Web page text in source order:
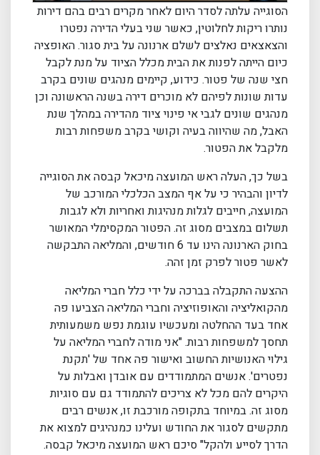
הסוגייה עלתה לסדר היום לאחר מקרים רבים בהם דירות
נותרו ריקות לחלוטין, כאשר שני בעלי הדירה נפטרו
והצאצאים נאלצים לשלם ארנונה על בית סגור. האופציה
כיום הייתה לפנות את הבית מכלל הציוד על מנת לקבל
חצי שנה של פטור. כידוע, קיימים מנהגים שונים בקרב
עדות שונות לפיהם לא מוכרים דירה בשנה הראשונה וכן
מנהגים שונים לגבי אי פינוי ציוד מהדירה במהלך שנת
האבל, מה שהיווה בעיה וקושי בקרב משפחות רבות
מלקבל את הפטור.
בשל כך, העלה ראש המועצה מיכאל קבסה את הסוגייה
לדיון והבהיר כי על אף המצב הכלכלי המורכב של
המועצה, חייבים לגלות מנהיגות ואחריות ולא לגבות
תשלום במצבים מסוג זה. הפטור המקסימלי המאושר
בחוק הארנונה הינו עד 6 חודשים, והמליאה התבקשה
לאשר פטור לפרק זמן זהה.
ההצעה התקבלה בברכה על ידי כלל חברי המליאה
מהקואליציה והאופוזיציה וחברי המליאה הצביעו פה
אחד בעד ההחלטה ומעכשיו עוגמת נפש משמעותית
תחסך למשפחות רבות. "אני מודה לחברי המליאה על
גילוי האנושיות החשוב ואישור פה אחד של 'תקנת
נפטרים'. אנשים המתמודדים עם אובדן ואבלות על
היקרים להם מכל לא צריכים להתמודד גם עם סוגיות
מסוג זה. במיוחד בתקופה מורכבת זו, אנשים רבים
מתקשים לסגור את החודש ועלינו כמנהיגים למצוא את
הדרך לסייע ולהקל" סיכם ראש המועצה מיכאל קבסה.